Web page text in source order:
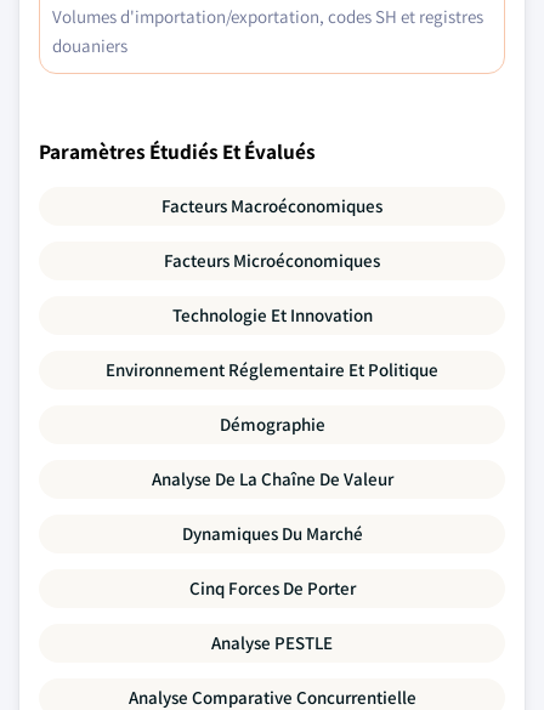
Volumes d'importation/exportation, codes SH et registres
douaniers
Paramètres Étudiés Et Évalués
Facteurs Macroéconomiques
Facteurs Microéconomiques
Technologie Et Innovation
Environnement Réglementaire Et Politique
Démographie
Analyse De La Chaîne De Valeur
Dynamiques Du Marché
Cinq Forces De Porter
Analyse PESTLE
Analyse Comparative Concurrentielle